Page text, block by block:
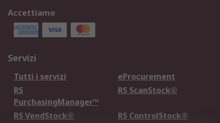
Accettiamo
Servizi
Tutti i servizi
eProcurement
RS
PurchasingManager™
RS ScanStock®
RS VendStock®
RS ControlStock®